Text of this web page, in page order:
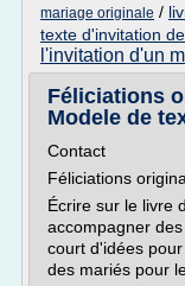
mariage originale /
texte d'invitation
l'invitation d'un
Féliciations
Modele de
Contact
Féliciations
Écrire sur le livre
accompagner
court d'idées
des mariés pour